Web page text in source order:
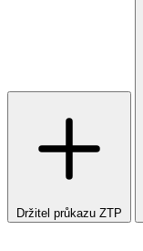
Držitel průkazu ZTP